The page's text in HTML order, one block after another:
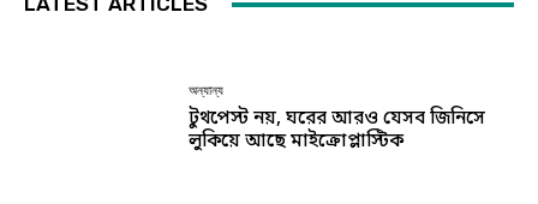
অন্যান্য
টুথপেস্ট নয়, ঘরের আরও যেসব জিনিসে
লুকিয়ে আছে মাইক্রোপ্লাস্টিক